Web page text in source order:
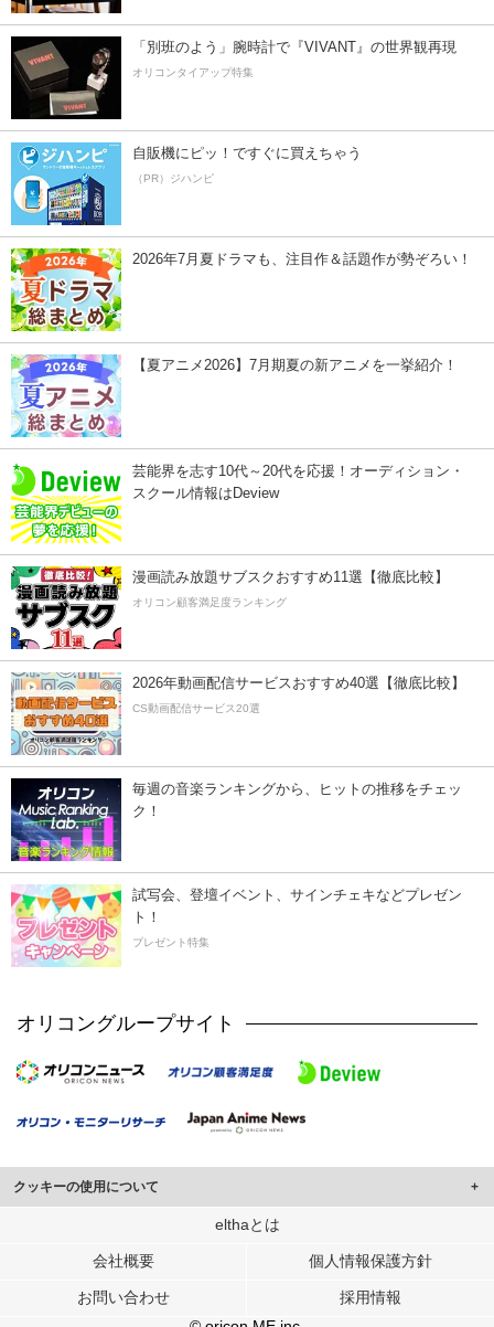
「別班のよう」腕時計で『VIVANT』の世界観再現
オリコンタイアップ特集
自販機にピッ！ですぐに買えちゃう
（PR）ジハンピ
2026年7月夏ドラマも、注目作＆話題作が勢ぞろい！
【夏アニメ2026】7月期夏の新アニメを一挙紹介！
芸能界を志す10代～20代を応援！オーディション・
スクール情報はDeview
漫画読み放題サブスクおすすめ11選【徹底比較】
オリコン顧客満足度ランキング
2026年動画配信サービスおすすめ40選【徹底比較】
CS動画配信サービス20選
毎週の音楽ランキングから、ヒットの推移をチェッ
ク！
試写会、登壇イベント、サインチェキなどプレゼン
ト！
プレゼント特集
オリコングループサイト
クッキーの使用について
このサイトでは Cookie を使用して、ユーザーに合わせたコンテンツや広告の
行っています。
メディアや広告配信、データ解析の各パートナーに提供しています。
各パートナーは、この情報とユーザーが各パートナーに提供した他の情報や、
elthaとは
会社概要 個人情報保護方針
お問い合わせ
採用情報